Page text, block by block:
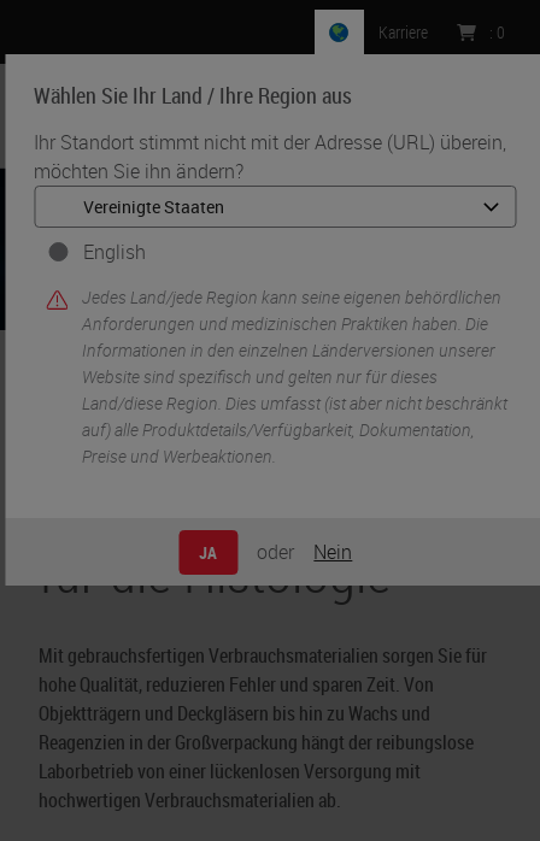
Wählen Sie Ihr Land / Ihre Region aus
Ihr Standort stimmt nicht mit der Adresse (URL) überein,
möchten Sie ihn ändern?
English
Jedes Land/jede Region kann seine eigenen behördlichen
Anforderungen und medizinischen Praktiken haben. Die
Informationen in den einzelnen Länderversionen unserer
Website sind spezifisch und gelten nur für dieses
Land/diese Region. Dies umfasst (ist aber nicht beschränkt
auf) alle Produktdetails/Verfügbarkeit, Dokumentation,
Preise und Werbeaktionen.
JA oder Nein
Karriere : 0
MENU
• Verbrauchsmaterialien für die Histologie
für die Histologie
Mit gebrauchsfertigen Verbrauchsmaterialien sorgen Sie für
hohe Qualität, reduzieren Fehler und sparen Zeit. Von
Objektträgern und Deckgläsern bis hin zu Wachs und
Reagenzien in der Großverpackung hängt der reibungslose
Laborbetrieb von einer lückenlosen Versorgung mit
hochwertigen Verbrauchsmaterialien ab.